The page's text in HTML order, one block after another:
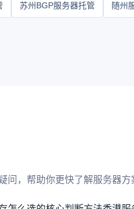
苏州BGP服务器托管 随州
，帮助你更快了解服务器方